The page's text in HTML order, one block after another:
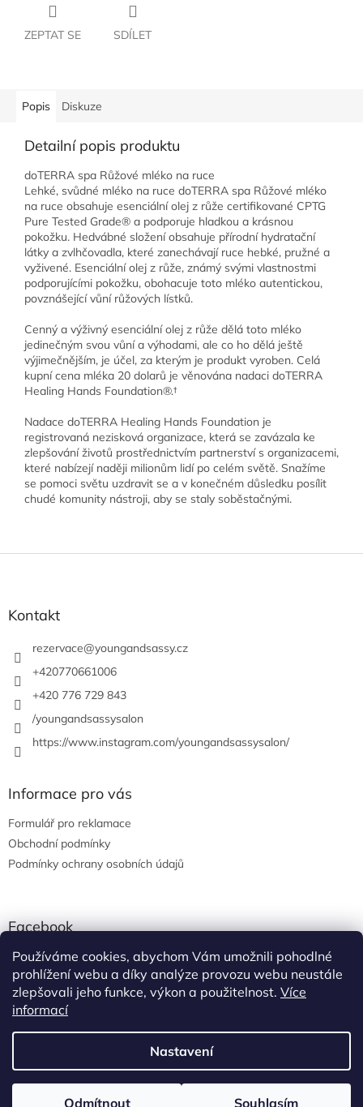
Používáme cookies, abychom Vám umožnili pohodlné
prohlížení webu a díky analýze provozu webu neustále
zlepšovali jeho funkce, výkon a použitelnost. Více
informací
Nastavení
Odmítnout Souhlasím
ZEPTAT SE SDÍLET
Popis Diskuze
Detailní popis produktu
doTERRA spa Růžové mléko na ruce
Lehké, svůdné mléko na ruce doTERRA spa Růžové mléko
na ruce obsahuje esenciální olej z růže certifikované CPTG
Pure Tested Grade® a podporuje hladkou a krásnou
pokožku. Hedvábné složení obsahuje přírodní hydratační
látky a zvlhčovadla, které zanechávají ruce hebké, pružné a
vyživené. Esenciální olej z růže, známý svými vlastnostmi
podporujícími pokožku, obohacuje toto mléko autentickou,
povznášející vůní růžových lístků.
Cenný a výživný esenciální olej z růže dělá toto mléko
jedinečným svou vůní a výhodami, ale co ho dělá ještě
výjimečnějším, je účel, za kterým je produkt vyroben. Celá
kupní cena mléka 20 dolarů je věnována nadaci doTERRA
Healing Hands Foundation®.†
Nadace doTERRA Healing Hands Foundation je
registrovaná nezisková organizace, která se zavázala ke
zlepšování životů prostřednictvím partnerství s organizacemi,
které nabízejí naději milionům lidí po celém světě. Snažíme
se pomoci světu uzdravit se a v konečném důsledku posílit
chudé komunity nástroji, aby se staly soběstačnými.
Kontakt
rezervace@youngandsassy.cz
+420770661006
+420 776 729 843
/youngandsassysalon
https://www.instagram.com/youngandsassysalon/
Informace pro vás
Formulář pro reklamace
Obchodní podmínky
Podmínky ochrany osobních údajů
Facebook
eshop YOUNG AND SASSY
eshop YOUNG AND SASSY